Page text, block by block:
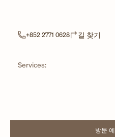
+852 2771 0628 길 찾기
Services:
방문